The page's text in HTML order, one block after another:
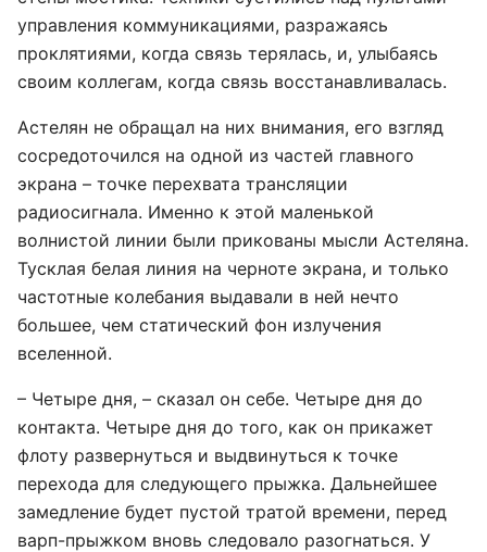
управления коммуникациями, разражаясь
проклятиями, когда связь терялась, и, улыбаясь
своим коллегам, когда связь восстанавливалась.
Астелян не обращал на них внимания, его взгляд
сосредоточился на одной из частей главного
экрана – точке перехвата трансляции
радиосигнала. Именно к этой маленькой
волнистой линии были прикованы мысли Астеляна.
Тусклая белая линия на черноте экрана, и только
частотные колебания выдавали в ней нечто
большее, чем статический фон излучения
вселенной.
– Четыре дня, – сказал он себе. Четыре дня до
контакта. Четыре дня до того, как он прикажет
флоту развернуться и выдвинуться к точке
перехода для следующего прыжка. Дальнейшее
замедление будет пустой тратой времени, перед
варп-прыжком вновь следовало разогнаться. У